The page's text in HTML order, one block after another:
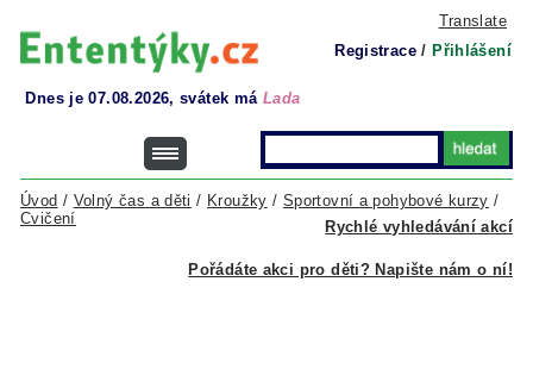
Translate
Registrace / Přihlášení
Dnes je 07.08.2026, svátek má Lada
Rychlé vyhledávání akcí
Úvod / Volný čas a děti / Kroužky / Sportovní a pohybové kurzy /
Cvičení
Pořádáte akci pro děti? Napište nám o ní!